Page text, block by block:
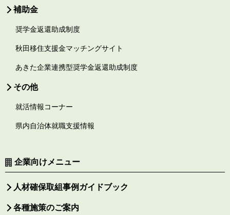
補助金
奨学金返還助成制度
秋田移住支援金マッチングサイト
あきた企業連携型奨学金返還助成制度
その他
就活情報コーナー
県内自治体就職支援情報
企業向けメニュー
人材確保取組事例ガイドブック
各種施策のご案内